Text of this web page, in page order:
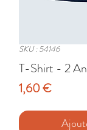
SKU : 54146
T-Shirt - 2
1,60 €Prix